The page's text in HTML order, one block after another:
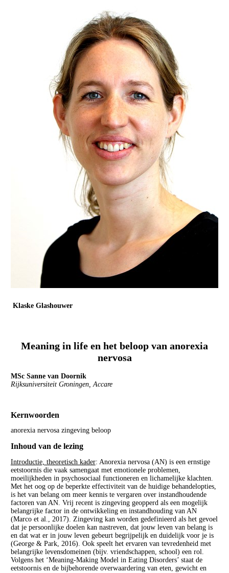
Klaske Glashouwer
Meaning in life en het beloop van anorexia
nervosa
MSc Sanne van Doornik
Rijksuniversiteit Groningen, Accare
Kernwoorden
anorexia nervosa zingeving beloop
Inhoud van de lezing
Introductie, theoretisch kader: Anorexia nervosa (AN) is een ernstige
eetstoornis die vaak samengaat met emotionele problemen,
moeilijkheden in psychosociaal functioneren en lichamelijke klachten.
Met het oog op de beperkte effectiviteit van de huidige behandelopties,
is het van belang om meer kennis te vergaren over instandhoudende
factoren van AN. Vrij recent is zingeving geopperd als een mogelijk
belangrijke factor in de ontwikkeling en instandhouding van AN
(Marco et al., 2017). Zingeving kan worden gedefinieerd als het gevoel
dat je persoonlijke doelen kan nastreven, dat jouw leven van belang is
en dat wat er in jouw leven gebeurt begrijpelijk en duidelijk voor je is
(George & Park, 2016). Ook speelt het ervaren van tevredenheid met
belangrijke levensdomeinen (bijv. vriendschappen, school) een rol.
Volgens het ‘Meaning-Making Model in Eating Disorders’ staat de
eetstoornis en de bijbehorende overwaardering van eten, gewicht en